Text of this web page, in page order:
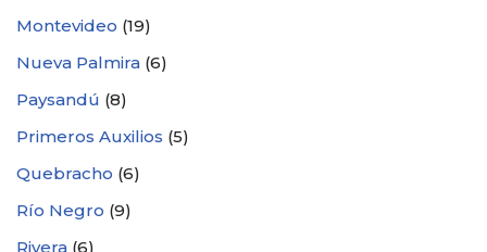
Montevideo (19)
Nueva Palmira (6)
Paysandú (8)
Primeros Auxilios (5)
Quebracho (6)
Río Negro (9)
Rivera (6)